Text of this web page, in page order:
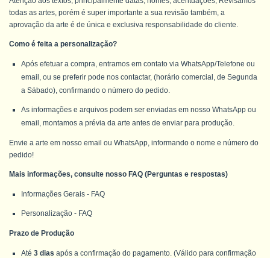
todas as artes, porém é super importante a sua revisão também, a
aprovação da arte é de única e exclusiva responsabilidade do cliente.
Como é feita a personalização?
Após efetuar a compra, entramos em contato via WhatsApp/Telefone ou
email, ou se preferir pode nos contactar, (horário comercial, de Segunda
a Sábado), confirmando o número do pedido.
As informações e arquivos podem ser enviadas em nosso WhatsApp ou
email, montamos a prévia da arte antes de enviar para produção.
Envie a arte em nosso email ou WhatsApp, informando o nome e número do
pedido!
Mais informações, consulte nosso FAQ (Perguntas e respostas)
Informações Gerais - FAQ
Personalização - FAQ
Prazo de Produção
Até 3 dias após a confirmação do pagamento. (Válido para confirmação